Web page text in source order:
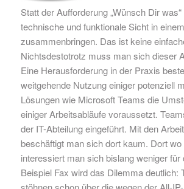
Statt der Aufforderung „Wünsch Dir
technische und funktionale Sicht in
zusammenbringen. Das ist keine
Nichtsdestotrotz muss man sich dieser
Eine Herausforderung in der Praxis
weitgehende Nutzung einiger potenziell
Lösungen wie Microsoft Teams die
einiger Arbeitsabläufe voraussetzt.
der IT-Abteilung eingeführt. Mit den
beschäftigt man sich dort kaum. Dort
interessiert man sich bislang weniger für
Beispiel Fax wird das Dilemma deutlich: